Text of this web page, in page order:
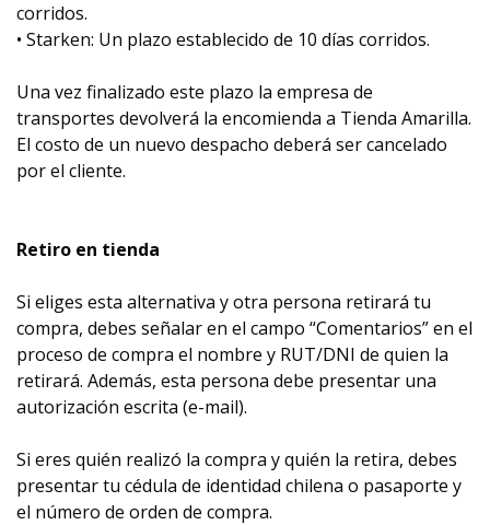
corridos.
• Starken: Un plazo establecido de 10 días corridos.
Una vez finalizado este plazo la empresa de
transportes devolverá la encomienda a Tienda Amarilla.
El costo de un nuevo despacho deberá ser cancelado
por el cliente.
Retiro en tienda
Si eliges esta alternativa y otra persona retirará tu
compra, debes señalar en el campo “Comentarios” en el
proceso de compra el nombre y RUT/DNI de quien la
retirará. Además, esta persona debe presentar una
autorización escrita (e-mail).
Si eres quién realizó la compra y quién la retira, debes
presentar tu cédula de identidad chilena o pasaporte y
el número de orden de compra.